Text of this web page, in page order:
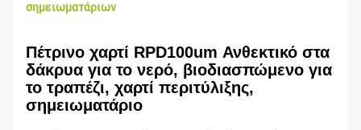
σημειωματάριων
Πέτρινο χαρτί RPD100um Ανθεκτικό στα
δάκρυα για το νερό, βιοδιασπώμενο για
το τραπέζι, χαρτί περιτύλιξης,
σημειωματάριο